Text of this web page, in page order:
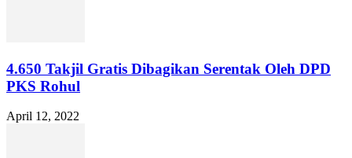
4.650 Takjil Gratis Dibagikan Serentak Oleh DPD
PKS Rohul
April 12, 2022